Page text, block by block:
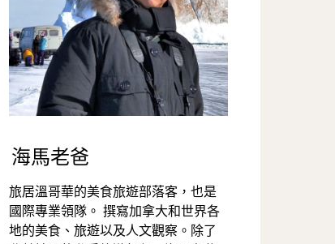
海馬老爸
旅居溫哥華的美食旅遊部落客，也是
國際專業領隊。 撰寫加拿大和世界各
地的美食、旅遊以及人文觀察。除了